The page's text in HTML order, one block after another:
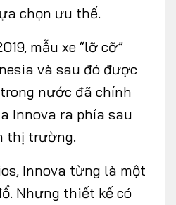
chọn ưu thế.
mẫu xe “lỡ cỡ”
và sau đó được
nước đã chính
Innova ra phía sau
thị trường.
Innova từng là một
Nhưng thiết kế có